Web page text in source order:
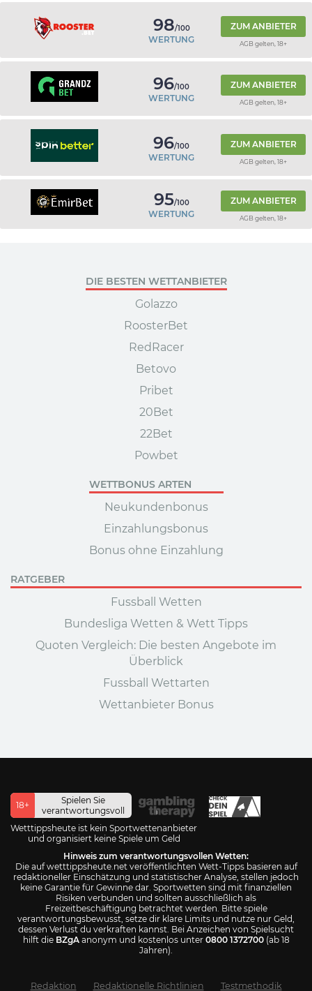
98/100
WERTUNG
ZUM ANBIETER
AGB gelten, 18+
96/100
WERTUNG
ZUM ANBIETER
AGB gelten, 18+
96/100
WERTUNG
ZUM ANBIETER
AGB gelten, 18+
95/100
WERTUNG
ZUM ANBIETER
AGB gelten, 18+
DIE BESTEN WETTANBIETER
Golazzo
RoosterBet
RedRacer
Betovo
Pribet
20Bet
22Bet
Powbet
WETTBONUS ARTEN
Neukundenbonus
Einzahlungsbonus
Bonus ohne Einzahlung
RATGEBER
Fussball Wetten
Bundesliga Wetten & Wett Tipps
Quoten Vergleich: Die besten Angebote im
Überblick
Fussball Wettarten
Wettanbieter Bonus
18+
Spielen Sie
verantwortungsvoll
Wetttippsheute ist kein Sportwettenanbieter
und organisiert keine Spiele um Geld
Hinweis zum verantwortungsvollen Wetten:
Die auf wetttippsheute.net veröffentlichten Wett-Tipps basieren auf
redaktioneller Einschätzung und statistischer Analyse, stellen jedoch
keine Garantie für Gewinne dar. Sportwetten sind mit finanziellen
Risiken verbunden und sollten ausschließlich als
Freizeitbeschäftigung betrachtet werden. Bitte spiele
verantwortungsbewusst, setze dir klare Limits und nutze nur Geld,
dessen Verlust du verkraften kannst. Bei Anzeichen von Spielsucht
hilft die BZgAanonym und kostenlos unter 0800 1372700(ab 18
Jahren).
Redaktion Redaktionelle Richtlinien Testmethodik